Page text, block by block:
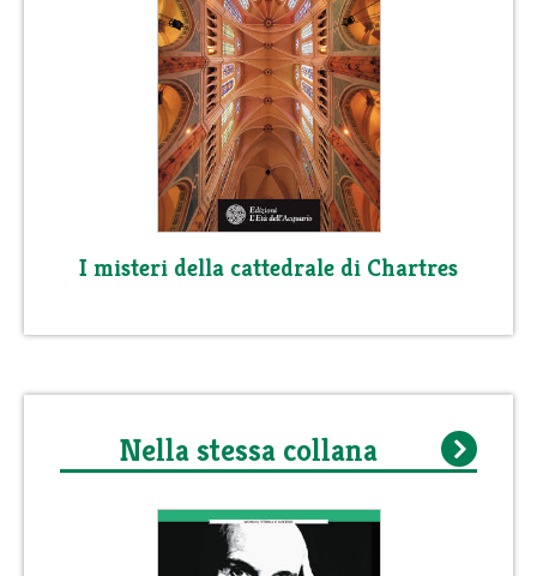
I misteri della cattedrale di Chartres
Nella stessa collana